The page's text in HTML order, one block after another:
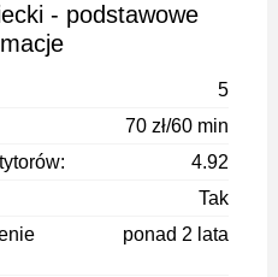
- podstawowe
5
70 zł/60 min
4.92
Tak
ponad 2 lata